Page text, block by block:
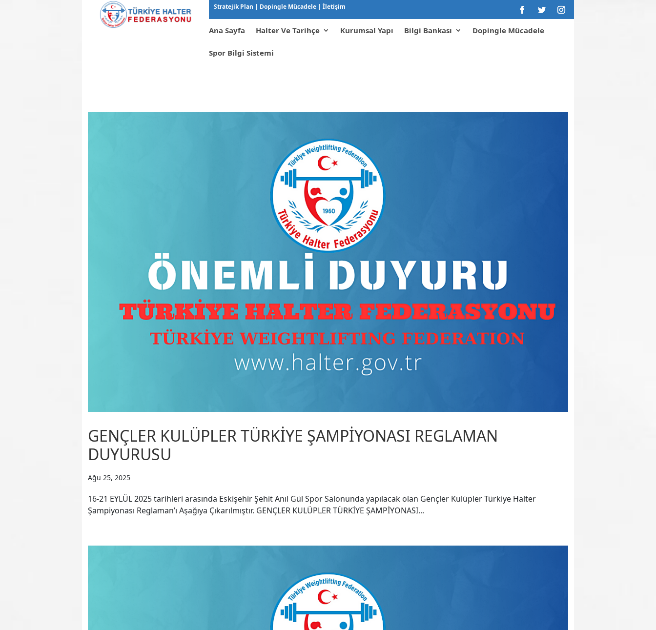
Stratejik Plan | Dopingle Mücadele| İletişim
Ana Sayfa Halter Ve Tarihçe Kurumsal Yapı Bilgi Bankası Dopingle Mücadele
Spor Bilgi Sistemi
GENÇLER KULÜPLER TÜRKİYE ŞAMPİYONASI REGLAMAN
DUYURUSU
Ağu 25, 2025
16-21 EYLÜL 2025 tarihleri arasında Eskişehir Şehit Anıl Gül Spor Salonunda yapılacak olan Gençler Kulüpler Türkiye Halter
Şampiyonası Reglaman’ı Aşağıya Çıkarılmıştır. GENÇLER KULÜPLER TÜRKİYE ŞAMPİYONASI...